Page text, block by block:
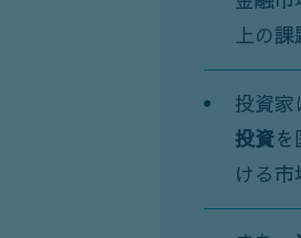
上の
投資家
投資を
ける市